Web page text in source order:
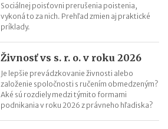
Sociálnej poisťovni prerušenia poistenia,
vykoná to za nich. Prehľad zmien aj praktické
príklady.
Živnosť vs s. r. o. v roku 2026
Je lepšie prevádzkovanie živnosti alebo
založenie spoločnosti s ručením obmedzeným?
Aké sú rozdiely medzi týmito formami
podnikania v roku 2026 z právneho hľadiska?